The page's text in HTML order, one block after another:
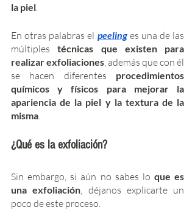
la piel
En otras palabras el peeling es una de las
múltiples técnicas que existen para
realizar exfoliaciones , además que con él
se hacen diferentes procedimientos
químicos y físicos para mejorar la
apariencia de la piel y la textura de la
misma
¿Qué es la exfoliación?
Sin embargo, si aún no sabes lo que es
una exfoliación , déjanos explicarte un
poco de este proceso.